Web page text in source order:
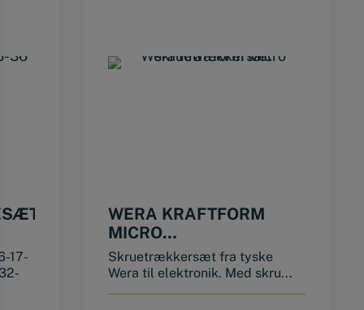
17-
WERA KRAFTFORM
MICRO
SKRUETRÆKKERSÆT
Skruetrækkersæt fra tyske
Wera til elektronik. Med skru...